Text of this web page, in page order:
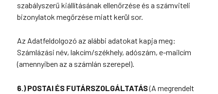
szabályszerű kiállításának ellenőrzése és a számviteli
bizonylatok megőrzése miatt kerül sor.
Az Adatfeldolgozó az alábbi adatokat kapja meg:
Számlázási név, lakcím/székhely, adószám, e-mailcím
(amennyiben az a számlán szerepel).
6.) POSTAI ÉS FUTÁRSZOLGÁLTATÁS(A megrendelt